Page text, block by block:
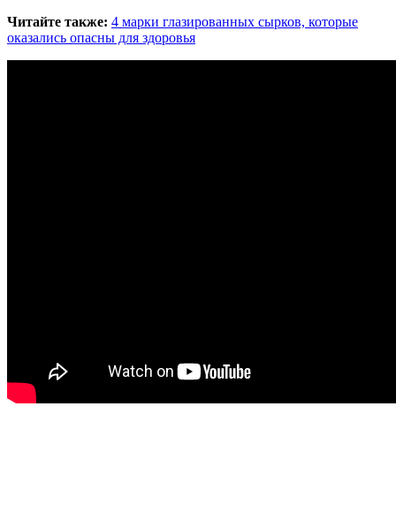
Читайте также: 4 марки глазированных сырков, которые
оказались опасны для здоровья